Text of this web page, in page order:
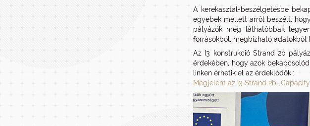
A kerekasztal-beszélgetésbe
egyebek mellett arról beszélt,
pályázók még láthatóbbak
forrásokból, megbízható adatokból
Az I3 konstrukció Strand 2b
érdekében, hogy azok
linken érhetik el az érdeklődők.:
Megjelent az I3 Strand 2b